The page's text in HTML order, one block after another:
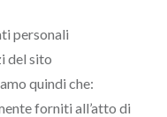
personali
del sito
quindi che:
forniti all’atto di